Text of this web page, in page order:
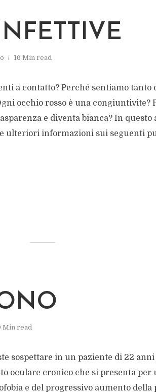
16 Min read
a contatto? Perché sentiamo tanto
occhio rosso è una congiuntivite?
e diventa bianca? In
ulteriori informazioni sui seguenti
Min read
sospettare in un paziente di 22 anni
oculare cronico che si presenta per
e del progressivo aumento